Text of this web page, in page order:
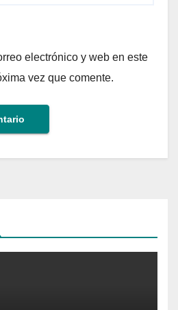
electrónico y web en este
vez que comente.